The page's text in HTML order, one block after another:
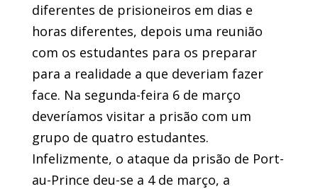
diferentes de prisioneiros em dias e
horas diferentes, depois uma reunião
com os estudantes para os preparar
para a realidade a que deveriam fazer
face. Na segunda-feira 6 de março
deveríamos visitar a prisão com um
grupo de quatro estudantes.
Infelizmente, o ataque da prisão de Port-
au-Prince deu-se a 4 de março, a